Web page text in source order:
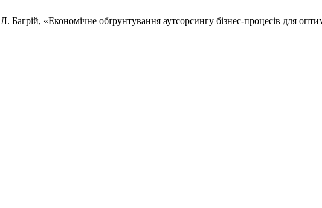
«Економічне обґрунтування аутсорсингу бізнес-процесів для